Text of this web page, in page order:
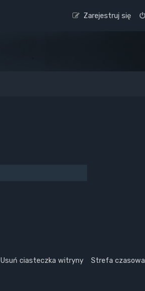
Zarejestruj się
Strefa czasowa
Usuń ciasteczka witryny